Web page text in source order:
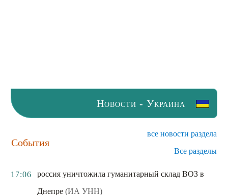
Новости - Украина
События
все новости раздела
Все разделы
17:06
россия уничтожила гуманитарный склад ВОЗ в
Днепре (ИА УНН)